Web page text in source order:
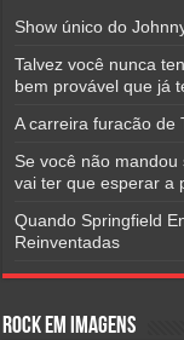
Show único do
Talvez você nunca
bem provável que já
A carreira furacão de
Se você não
vai ter que esperar a
Quando Springfield
Reinventadas
Rock em Imagens